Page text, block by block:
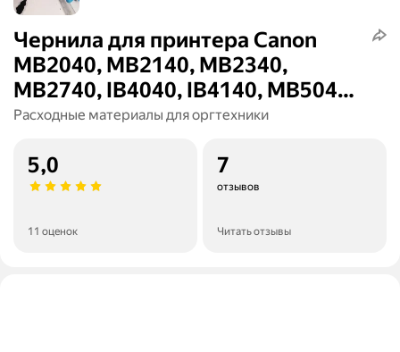
Чернила для принтера Canon
MB2040, MB2140, MB2340,
MB2740, IB4040, IB4140, MB5040,
MB5140, MB5340, MB5440, 4х100
Расходные материалы для оргтехники
5,0
11 оценок
7
отзывов
Читать отзывы